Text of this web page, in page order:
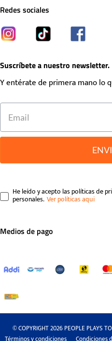
Redes sociales
Suscríbete a nuestro newsletter.
Y entérate de primera mano lo
He leído y acepto las políticas de
personales.
Medios de pago
© COPYRIGHT 2026 PEOPLE PLAYS